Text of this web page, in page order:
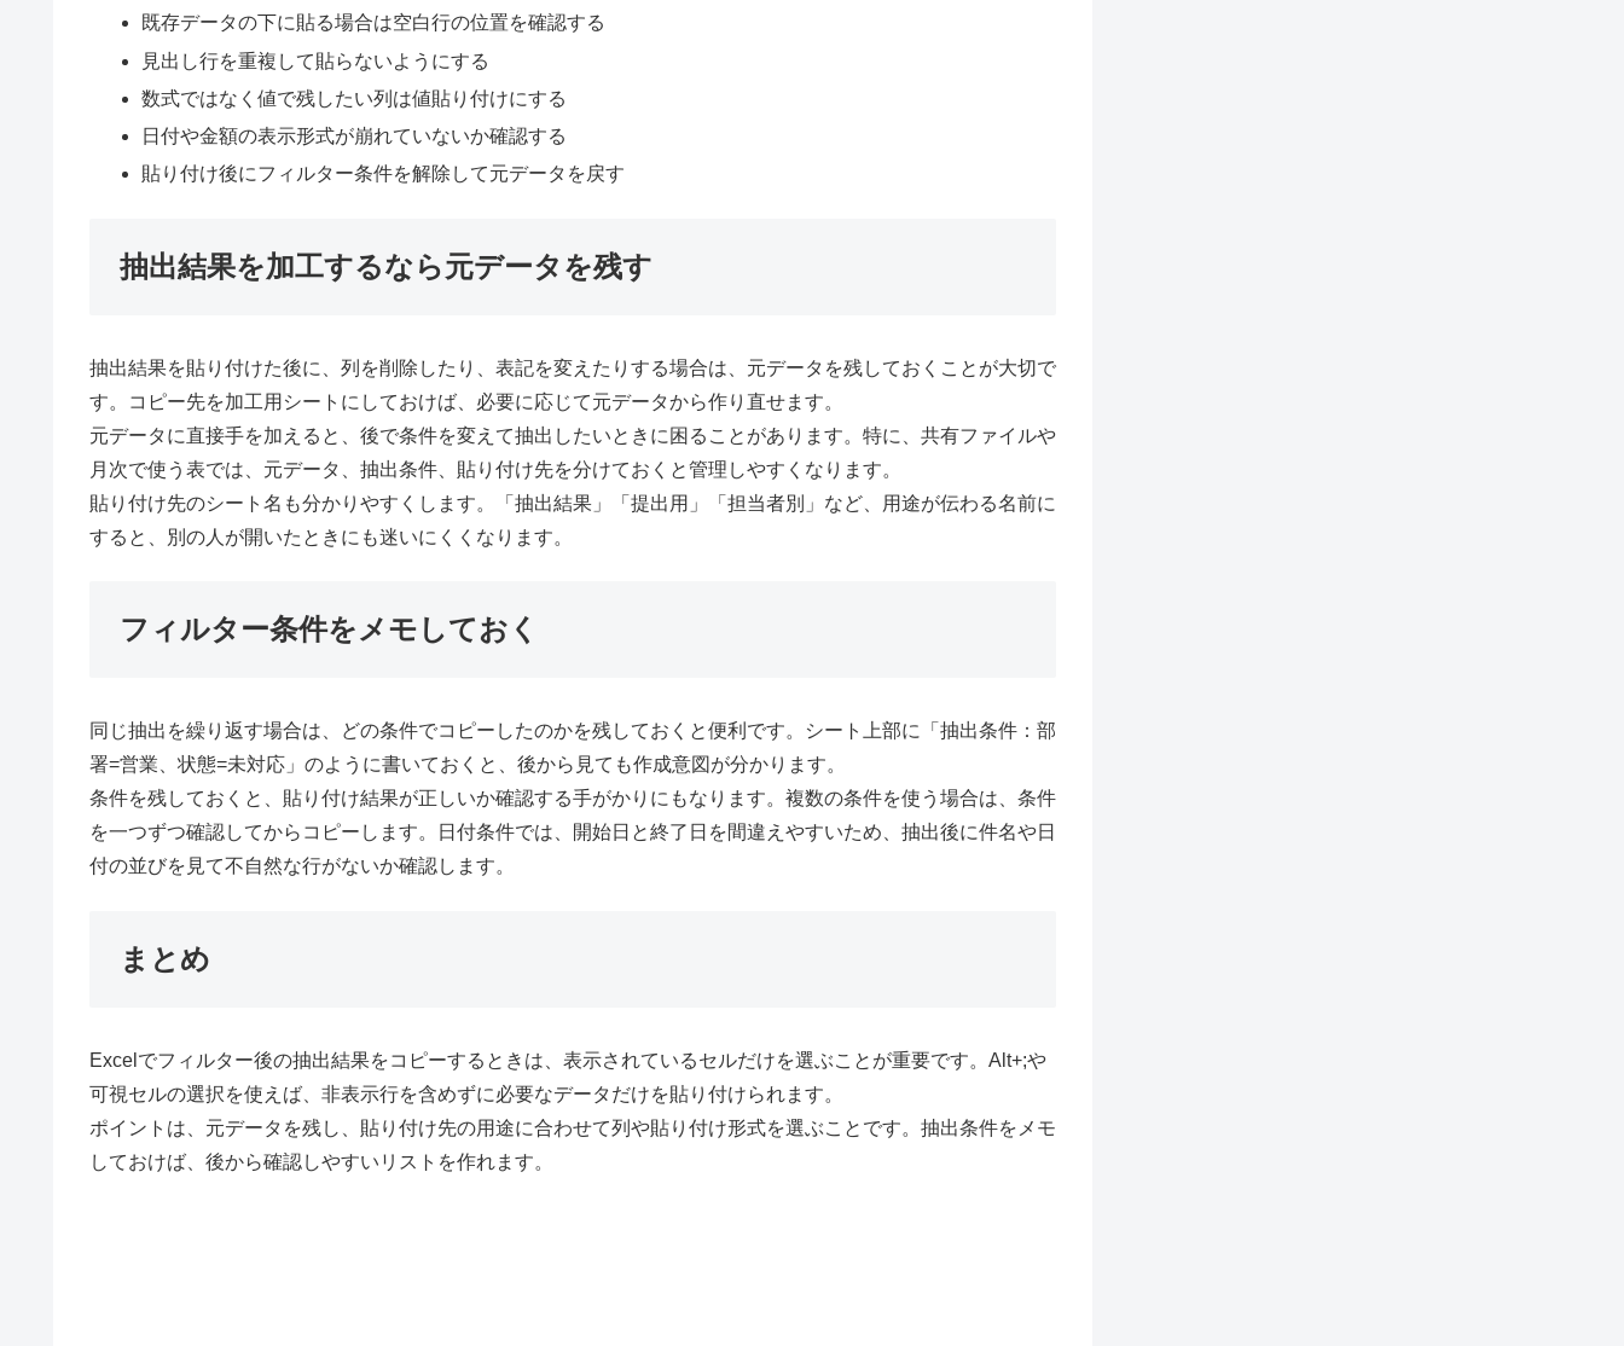
既存データの下に貼る場合は空白行の位置を確認する
見出し行を重複して貼らないようにする
数式ではなく値で残したい列は値貼り付けにする
日付や金額の表示形式が崩れていないか確認する
貼り付け後にフィルター条件を解除して元データを戻す
抽出結果を加工するなら元データを残す
抽出結果を貼り付けた後に、列を削除したり、表記を変えたりする場合は、元データを残しておくことが大切で
す。コピー先を加工用シートにしておけば、必要に応じて元データから作り直せます。
元データに直接手を加えると、後で条件を変えて抽出したいときに困ることがあります。特に、共有ファイルや
月次で使う表では、元データ、抽出条件、貼り付け先を分けておくと管理しやすくなります。
貼り付け先のシート名も分かりやすくします。「抽出結果」「提出用」「担当者別」など、用途が伝わる名前に
すると、別の人が開いたときにも迷いにくくなります。
フィルター条件をメモしておく
同じ抽出を繰り返す場合は、どの条件でコピーしたのかを残しておくと便利です。シート上部に「抽出条件：部
署=営業、状態=未対応」のように書いておくと、後から見ても作成意図が分かります。
条件を残しておくと、貼り付け結果が正しいか確認する手がかりにもなります。複数の条件を使う場合は、条件
を一つずつ確認してからコピーします。日付条件では、開始日と終了日を間違えやすいため、抽出後に件名や日
付の並びを見て不自然な行がないか確認します。
まとめ
Excelでフィルター後の抽出結果をコピーするときは、表示されているセルだけを選ぶことが重要です。Alt+;や
可視セルの選択を使えば、非表示行を含めずに必要なデータだけを貼り付けられます。
ポイントは、元データを残し、貼り付け先の用途に合わせて列や貼り付け形式を選ぶことです。抽出条件をメモ
しておけば、後から確認しやすいリストを作れます。